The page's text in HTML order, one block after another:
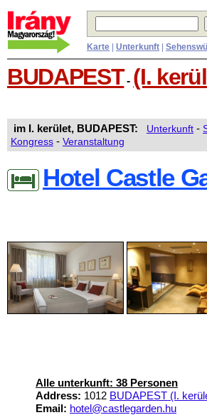
Karte Unterkunft
BUDAPEST - (I.
im I. kerület, BUDAPEST: Unterkunft -
Kongress - Veranstaltung
Hotel Castle
Alle unterkunft: 38 Personen
Address: 1012 BUDAPEST (I.
Email: hotel@castlegarden.hu